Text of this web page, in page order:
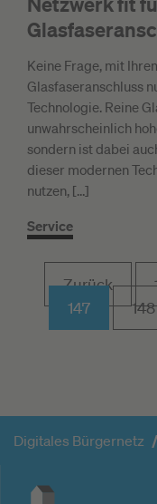
Keine Frage, mit
Glasfaseranschluss
Technologie. Reine
unwahrscheinlich
sondern ist dabei
dieser modernen
nutzen, […]
Service
Zurück
147
148
Digitales Bürgernetz